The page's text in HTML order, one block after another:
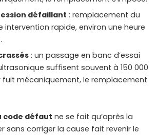
défaillant : remplacement du
intervention rapide, environ une heure
: un passage en banc d’essai
suffisent souvent à 150 000
fuit mécaniquement, le remplacement
code défaut ne se fait qu’après la
sans corriger la cause fait revenir le